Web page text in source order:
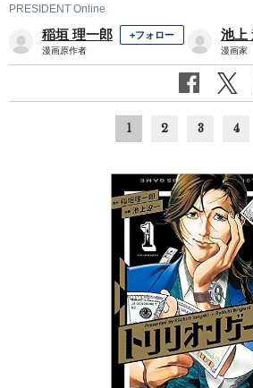
PRESIDENT Online
稲垣 理一郎 +フォロー
漫画原作者
池上
漫画家
1 2 3 4